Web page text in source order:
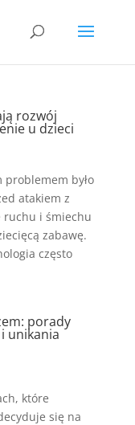
rozwój
u dzieci
problemem było
atakiem z
ruchu i śmiechu
zabawę.
często
porady
unikania
które
się na